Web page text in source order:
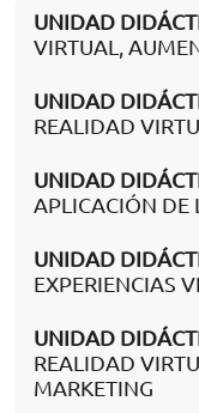
UNIDAD
VIRTUAL,
UNIDAD
REALIDAD
UNIDAD
APLICACIÓN DE
UNIDAD
EXPERIENCIAS
UNIDAD
REALIDAD
MARKETING